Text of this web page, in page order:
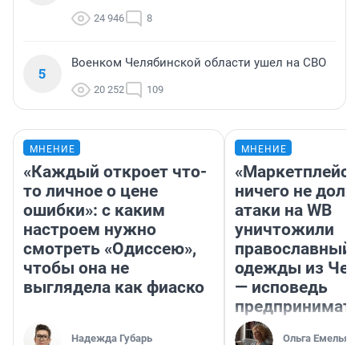
24 946 8
5
Военком Челябинской области ушел на СВО
20 252 109
МНЕНИЕ
«Каждый откроет что-
то личное о цене
ошибки»: с каким
настроем нужно
смотреть «Одиссею»,
чтобы она не
выглядела как фиаско
Надежда Губарь
МНЕНИЕ
«Маркетплейс
ничего не
атаки на WB
уничтожили
православный
одежды из
— исповедь
Ольга